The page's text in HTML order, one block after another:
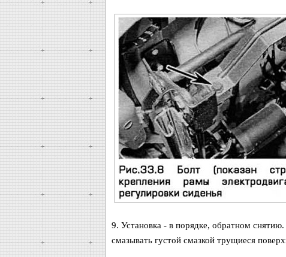
9. Установка - в порядке, обратном
смазывать густой смазкой трущиеся